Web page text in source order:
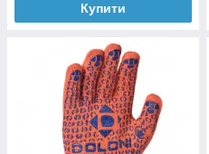
Купити